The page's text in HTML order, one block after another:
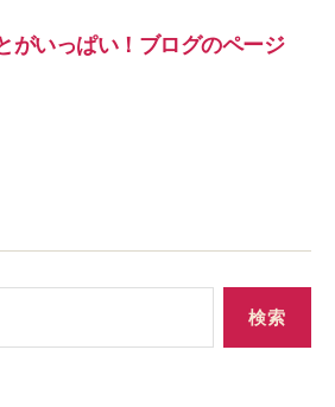
がいっぱい！ブログのページ